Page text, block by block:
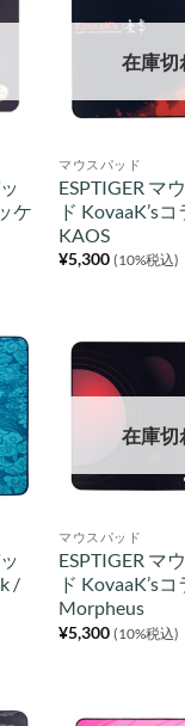
ケ
在庫切
マウスパッド
ESPTIGER マ
ド KovaaK’sコ
KAOS
¥5,300 (10%税込)
/
在庫切
マウスパッド
ESPTIGER マ
ド KovaaK’sコ
Morpheus
¥5,300 (10%税込)